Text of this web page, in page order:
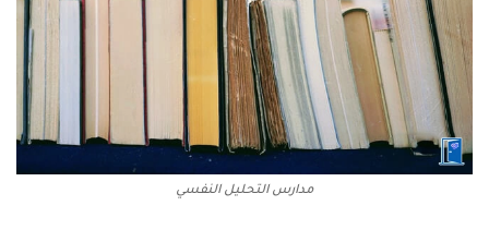
مدارس التحليل النفسي